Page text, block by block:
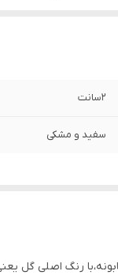
۲سانت
سفید و مشکی
رنگ اصلی گل